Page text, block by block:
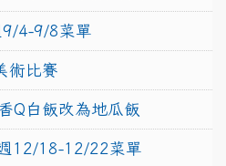
9/4-9/8菜單
術比賽
Q白飯改為地瓜飯
12/18-12/22菜單